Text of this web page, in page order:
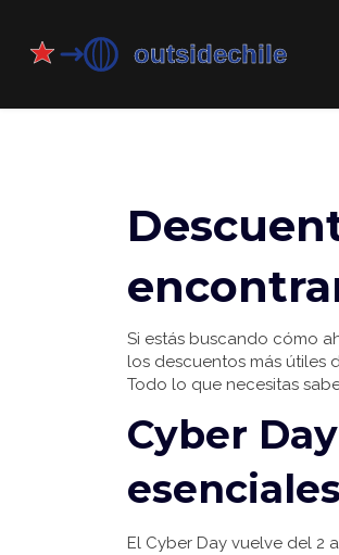
Si estás buscando cómo
los descuentos más útiles
Todo lo que necesitas
Cyber
esenciales
El Cyber Day vuelve del 2